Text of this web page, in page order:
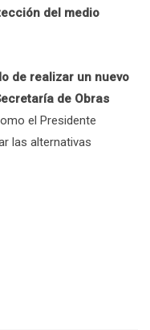
del medio
de realizar un nuevo
de Obras
el Presidente
las alternativas